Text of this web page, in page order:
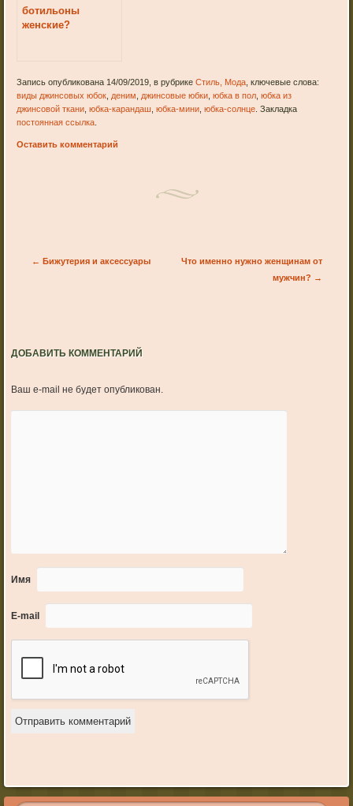
ботильоны
женские?
Запись опубликована 14/09/2019, в рубрикеСтиль, Мода , ключевые слова:
виды джинсовых юбок деним джинсовые юбки ,юбка в пол ,юбка из
джинсовой ткани ,юбка-карандаш ,юбка-мини ,юбка-солнце . Закладка
постоянная ссылка
Оставить комментарий
Post navigation
← Бижутерия и аксессуары
Что именно нужно женщинам от
мужчин? →
ДОБАВИТЬ КОММЕНТАРИЙ
Ваш e-mail не будет опубликован.
Имя
E-mail